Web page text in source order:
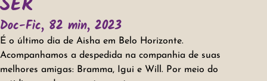
Doc-Fic, 82 min, 2023
É o último dia de Aisha em Belo Horizonte.
Acompanhamos a despedida na companhia de suas
melhores amigas: Bramma, Igui e Will. Por meio do